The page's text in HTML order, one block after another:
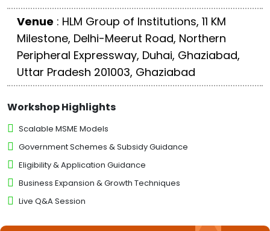
Venue : HLM Group of Institutions, 11 KM
Milestone, Delhi-Meerut Road, Northern
Peripheral Expressway, Duhai, Ghaziabad,
Uttar Pradesh 201003, Ghaziabad
Workshop Highlights
Scalable MSME Models
Government Schemes & Subsidy Guidance
Eligibility & Application Guidance
Business Expansion & Growth Techniques
Live Q&A Session